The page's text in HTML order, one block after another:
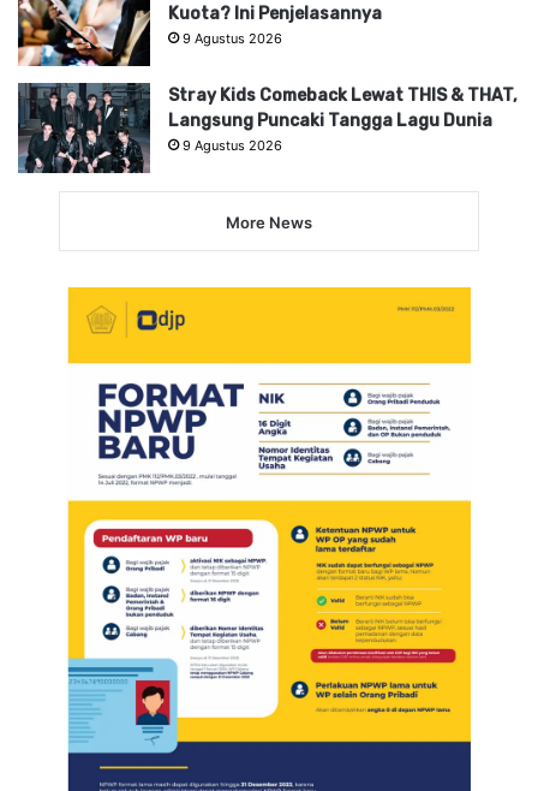
Kuota? Ini Penjelasannya
9 Agustus 2026
Stray Kids Comeback Lewat THIS & THAT,
Langsung Puncaki Tangga Lagu Dunia
9 Agustus 2026
More News